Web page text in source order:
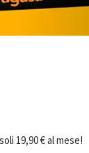
19,90 € al mese!